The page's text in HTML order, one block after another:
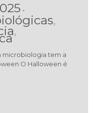
•
,
,
microbiologia tem a
O Halloween é